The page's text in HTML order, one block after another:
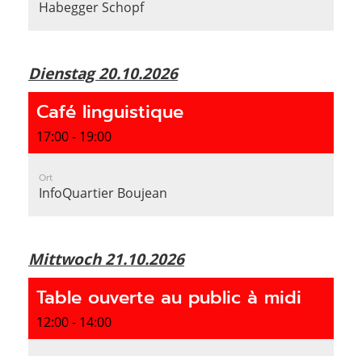
Habegger Schopf
Dienstag 20.10.2026
Café linguistique
17:00 - 19:00
Ort
InfoQuartier Boujean
Mittwoch 21.10.2026
Table ouverte au public à midi
12:00 - 14:00